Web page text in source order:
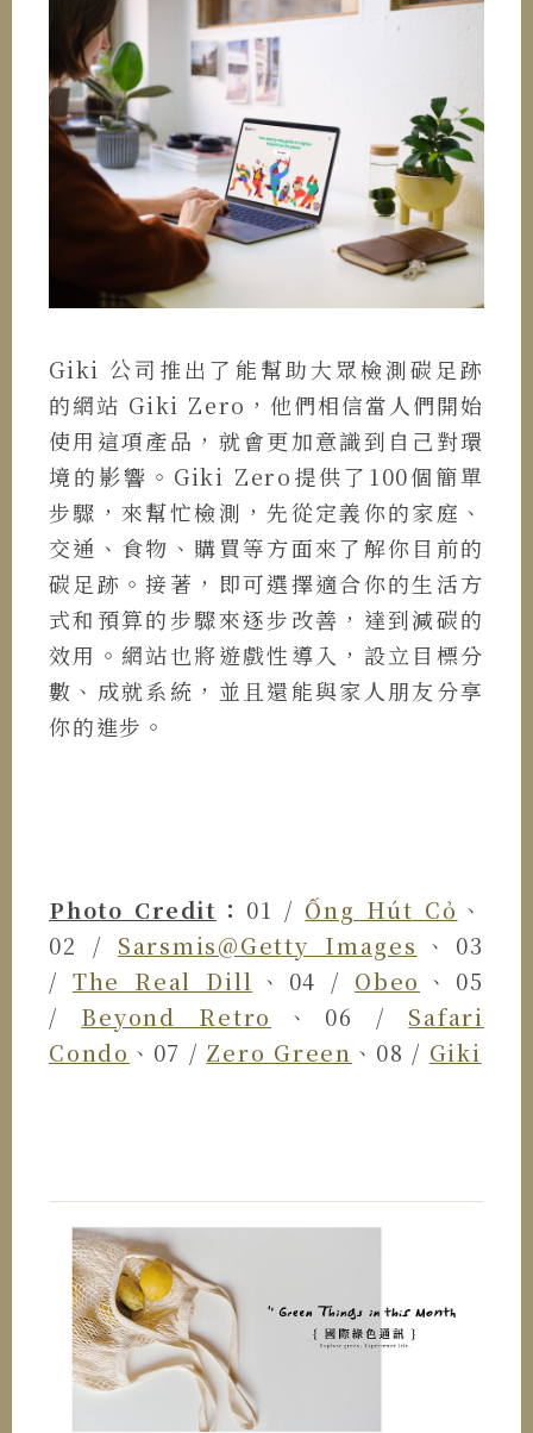
Giki 公司推出了能幫助大眾檢測碳足跡
的網站 Giki Zero，他們相信當人們開始
使用這項產品，就會更加意識到自己對環
境的影響。Giki Zero提供了100個簡單
步驟，來幫忙檢測，先從定義你的家庭、
交通、食物、購買等方面來了解你目前的
碳足跡。接著，即可選擇適合你的生活方
式和預算的步驟來逐步改善，達到減碳的
效用。網站也將遊戲性導入，設立目標分
數、成就系統，並且還能與家人朋友分享
你的進步。
Photo Credit ： 01 / Ống Hút Cỏ 、
02 / Sarsmis@Getty Images 、03
/ The Real Dill 、04 / Obeo 、05
/ Beyond Retro 、06 / Safari
Condo 、07 / Zero Green 、08 / Giki